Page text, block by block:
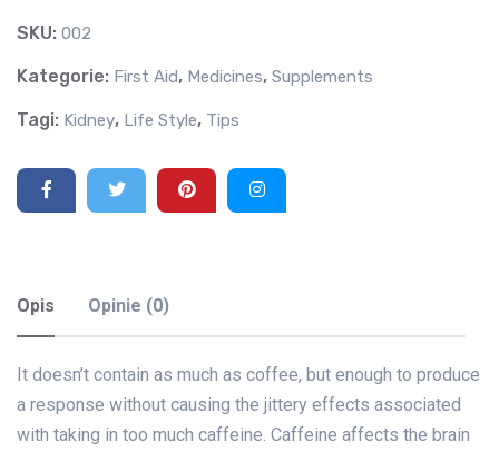
SKU: 002
Kategorie: First Aid, Medicines, Supplements
Tagi: Kidney, Life Style, Tips
Opis Opinie (0)
It doesn’t contain as much as coffee, but enough to produce
a response without causing the jittery effects associated
with taking in too much caffeine. Caffeine affects the brain